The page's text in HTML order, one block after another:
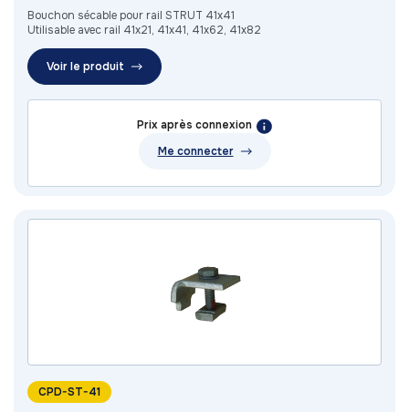
Bouchon sécable pour rail STRUT 41x41
Utilisable avec rail 41x21, 41x41, 41x62, 41x82
Voir le produit
Prix après connexion
Me connecter
CPD-ST-41